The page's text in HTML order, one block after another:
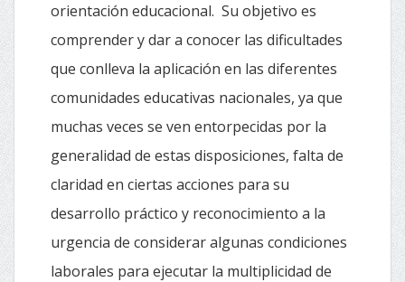
orientación educacional. Su objetivo es
comprender y dar a conocer las dificultades
que conlleva la aplicación en las diferentes
comunidades educativas nacionales, ya que
muchas veces se ven entorpecidas por la
generalidad de estas disposiciones, falta de
claridad en ciertas acciones para su
desarrollo práctico y reconocimiento a la
urgencia de considerar algunas condiciones
laborales para ejecutar la multiplicidad de